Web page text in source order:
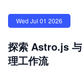
Wed Jul 01 2026
探索 Astro.js
理工作流